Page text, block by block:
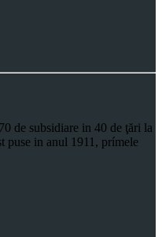
de subsidiare in 40 de ţări la
puse in anul 1911, prímele